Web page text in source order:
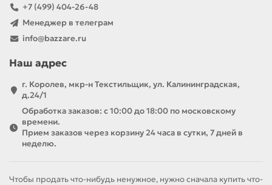
+7 (499) 404-26-48
Менеджер в телеграм
info@bazzare.ru
Наш адрес
г. Королев, мкр-н Текстильщик, ул. Калининградская,
д.24/1
Обработка заказов: с 10:00 до 18:00 по московскому
времени.
Прием заказов через корзину 24 часа в сутки, 7 дней в
неделю.
Чтобы продать что-нибудь ненужное, нужно сначала купить что-